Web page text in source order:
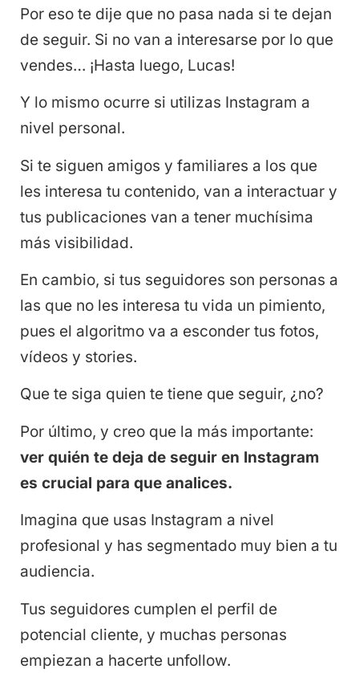
Por eso te dije que no pasa nada si te dejan
de seguir. Si no van a interesarse por lo que
vendes… ¡Hasta luego, Lucas!
Y lo mismo ocurre si utilizas Instagram a
nivel personal.
Si te siguen amigos y familiares a los que
les interesa tu contenido, van a interactuar y
tus publicaciones van a tener muchísima
más visibilidad.
En cambio, si tus seguidores son personas a
las que no les interesa tu vida un pimiento,
pues el algoritmo va a esconder tus fotos,
vídeos y stories.
Que te siga quien te tiene que seguir, ¿no?
Por último, y creo que la más importante:
ver quién te deja de seguir en Instagram
es crucial para que analices.
Imagina que usas Instagram a nivel
profesional y has segmentado muy bien a tu
audiencia.
Tus seguidores cumplen el perfil de
potencial cliente, y muchas personas
empiezan a hacerte unfollow.